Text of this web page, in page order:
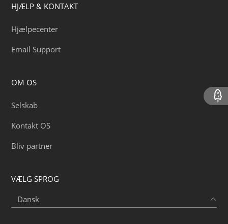
HJÆLP & KONTAKT
Hjælpecenter
Email Support
OM OS
Selskab
Kontakt OS
Bliv partner
VÆLG SPROG